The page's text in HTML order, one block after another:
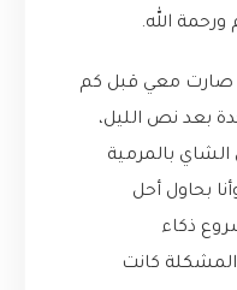
ورحمة الله.
صارت معي قبل كم
بعد نص الليل،
الشاي بالمرمية
بحاول أحل
ذكاء
كانت